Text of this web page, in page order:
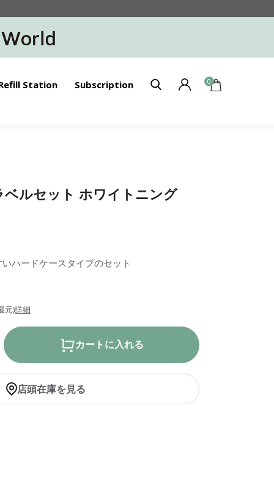
Station Subscription 0
ルセット ホワイトニング
ハードケースタイプのセット
元)詳細
カートに入れる
店頭在庫を見る